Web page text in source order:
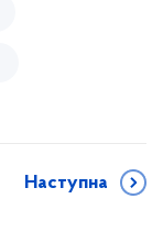
Наступна